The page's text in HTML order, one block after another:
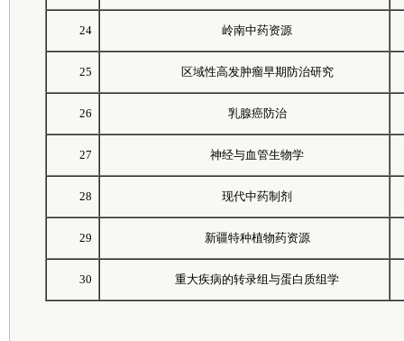
24 岭南中药资源
25 区域性高发肿瘤早期防治研究
26 乳腺癌防治
27 神经与血管生物学
28 现代中药制剂
29 新疆特种植物药资源
30 重大疾病的转录组与蛋白质组学